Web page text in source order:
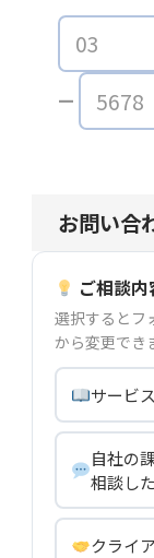
お問い合
ご相談
選択するとフ
から変更でき
サービ
自社の
相談し
クライ